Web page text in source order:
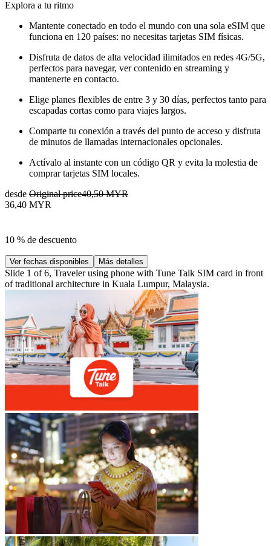
Explora a tu ritmo
Mantente conectado en todo el mundo con una sola eSIM que
funciona en 120 países: no necesitas tarjetas SIM físicas.
Disfruta de datos de alta velocidad ilimitados en redes 4G/5G,
perfectos para navegar, ver contenido en streaming y
mantenerte en contacto.
Elige planes flexibles de entre 3 y 30 días, perfectos tanto para
escapadas cortas como para viajes largos.
Comparte tu conexión a través del punto de acceso y disfruta
de minutos de llamadas internacionales opcionales.
Actívalo al instante con un código QR y evita la molestia de
comprar tarjetas SIM locales.
desde Original price40,50 MYR
36,40 MYR
10 % de descuento
Ver fechas disponibles Más detalles
Slide 1 of 6, Traveler using phone with Tune Talk SIM card in front
of traditional architecture in Kuala Lumpur, Malaysia.